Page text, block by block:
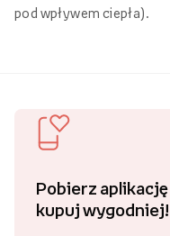
pod wpływem ciepła).
Pobierz aplikację
kupuj wygodniej!